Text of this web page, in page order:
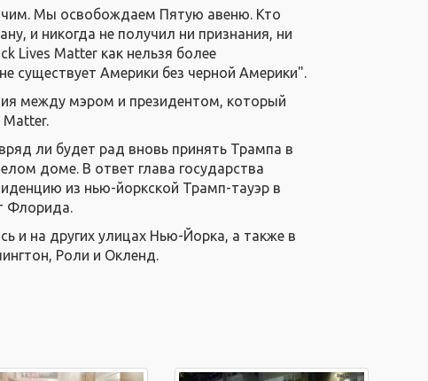
Мы освобождаем Пятую авеню. Кто
и никогда не получил ни признания, ни
Lives Matter как нельзя более
существует Америки без черной Америки".
между мэром и президентом, который
Matter.
ли будет рад вновь принять Трампа в
доме. В ответ глава государства
из нью-йоркской Трамп-тауэр в
Флорида.
и на других улицах Нью-Йорка, а также в
Роли и Окленд.